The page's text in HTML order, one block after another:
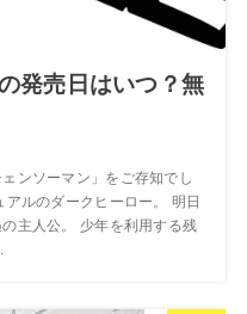
発売日はいつ？無
ンソーマン」をご存知でし
ルのダークヒーロー。 明日
主人公。 少年を利用する残